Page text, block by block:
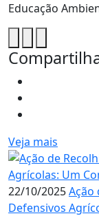
Educação
Veja mais
22/10/2025Ação
Defensivos